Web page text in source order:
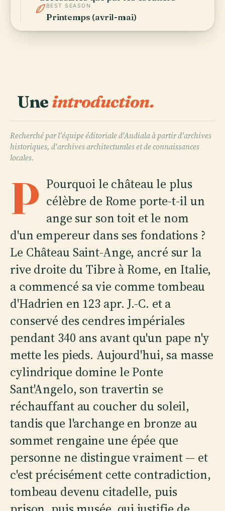
BEST SEASON
Printemps (avril-mai)
Uneintroduction.
Recherché par l'équipe éditoriale d'Audiala à partir d'archives
historiques, d'archives architecturales et de connaissances
locales.
P Pourquoi le château le plus
célèbre de Rome porte-t-il un
ange sur son toit et le nom
d'un empereur dans ses fondations ?
Le Château Saint-Ange, ancré sur la
rive droite du Tibre à Rome, en Italie,
a commencé sa vie comme tombeau
d'Hadrien en 123 apr. J.-C. et a
conservé des cendres impériales
pendant 340 ans avant qu'un pape n'y
mette les pieds. Aujourd'hui, sa masse
cylindrique domine le Ponte
Sant'Angelo, son travertin se
réchauffant au coucher du soleil,
tandis que l'archange en bronze au
sommet rengaine une épée que
personne ne distingue vraiment — et
c'est précisément cette contradiction,
tombeau devenu citadelle, puis